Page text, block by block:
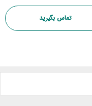
تماس بگیرید